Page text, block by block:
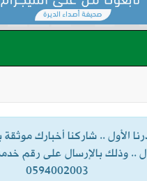
الأول .. شاركنا أخبارك
.. وذلك بالإرسال على رقم
0594002003